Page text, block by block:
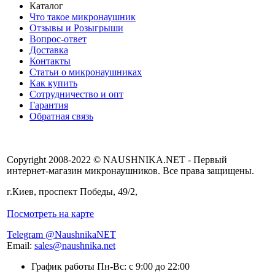
Каталог
Что такое микронаушник
Отзывы и Розыгрыши
Вопрос-ответ
Доставка
Контакты
Статьи о микронаушниках
Как купить
Сотрудничество и опт
Гарантия
Обратная связь
Copyright 2008-2022 © NAUSHNIKA.NET - Первый
интернет-магазин микронаушников. Все права защищены.
г.Киев, проспект Победы, 49/2,
Посмотреть на карте
Telegram @NaushnikaNET
Email: sales@naushnika.net
График работы Пн-Вс: с 9:00 до 22:00